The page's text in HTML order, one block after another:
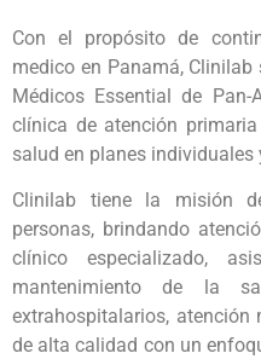
Con el propósito de
medico en Panamá, Clinilab
Médicos Essential de
clínica de atención
salud en planes individuales
Clinilab tiene la misión
personas, brindando
clínico especializado,
mantenimiento de la
extrahospitalarios, atención
de alta calidad con un